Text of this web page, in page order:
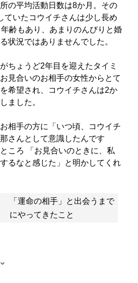
の平均活動日数は8か月。その
ていたコウイチさんは少し長め
齢もあり、あまりのんびりと婚
状況ではありませんでした。
ちょうど2年目を迎えたタイミ
見合いのお相手の女性からとて
希望され、コウイチさんは2か
ました。
相手の方に「いつ頃、コウイチ
さんとして意識したんです
ころ 「お見合いのときに、私
るなと感じた」と明かしてくれ
「運命の相手」と出会うまで
にやってきたこと